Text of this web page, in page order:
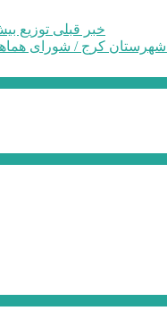
خبر قبلی توزیع بیش از ۵۲ هزار بسته
کرج / شورای